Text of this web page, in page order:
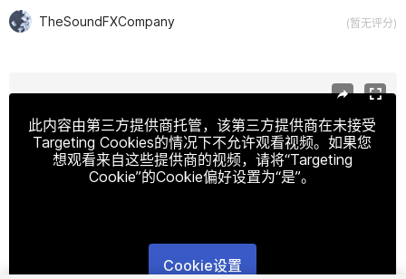
TheSoundFXCompany (暂无评分)
此内容由第三方提供商托管，该第三方提供商在未接受
Targeting Cookies的情况下不允许观看视频。如果您
想观看来自这些提供商的视频，请将“Targeting
Cookie”的Cookie偏好设置为“是”。
Cookie设置